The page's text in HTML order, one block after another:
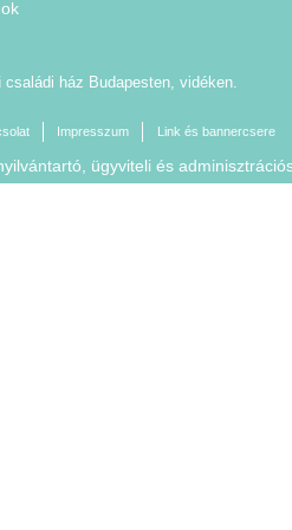
ház Budapesten, vidéken.
Impresszum Link és bannercsere
ügyviteli és